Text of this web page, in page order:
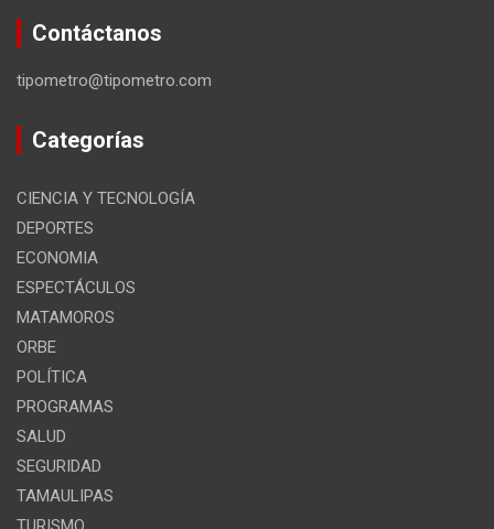
Contáctanos
tipometro@tipometro.com
Categorías
CIENCIA Y TECNOLOGÍA
DEPORTES
ECONOMIA
ESPECTÁCULOS
MATAMOROS
ORBE
POLÍTICA
PROGRAMAS
SALUD
SEGURIDAD
TAMAULIPAS